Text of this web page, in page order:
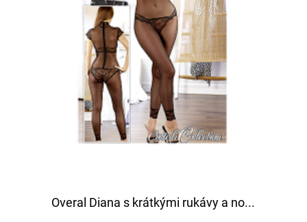
Overal Diana s krátkými rukávy a no...